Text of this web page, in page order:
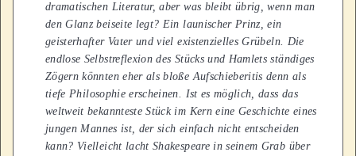
dramatischen Literatur, aber was bleibt übrig, wenn man
den Glanz beiseite legt? Ein launischer Prinz, ein
geisterhafter Vater und viel existenzielles Grübeln. Die
endlose Selbstreflexion des Stücks und Hamlets ständiges
Zögern könnten eher als bloße Aufschieberitis denn als
tiefe Philosophie erscheinen. Ist es möglich, dass das
weltweit bekannteste Stück im Kern eine Geschichte eines
jungen Mannes ist, der sich einfach nicht entscheiden
kann? Vielleicht lacht Shakespeare in seinem Grab über